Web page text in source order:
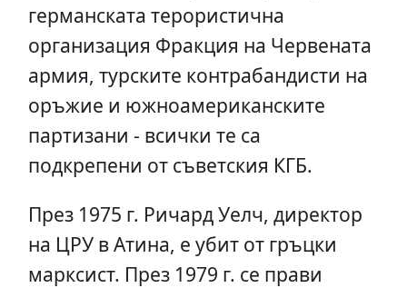
германската терористична
организация Фракция на Червената
армия, турските контрабандисти на
оръжие и южноамериканските
партизани - всички те са
подкрепени от съветския КГБ.
През 1975 г. Ричард Уелч, директор
на ЦРУ в Атина, е убит от гръцки
марксист. През 1979 г. се прави